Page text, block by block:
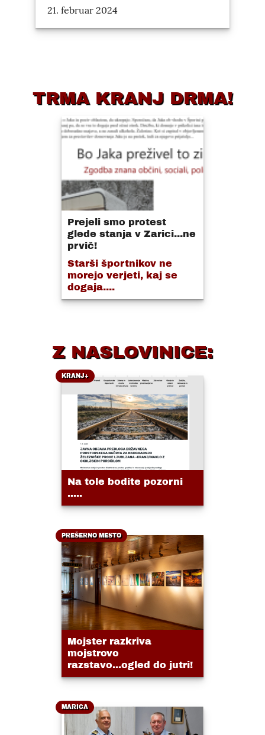
21. februar 2024
TRMA KRANJ DRMA!
Prejeli smo protest
glede stanja v Zarici...ne
prvič!
Starši športnikov ne
morejo verjeti, kaj se
dogaja....
Z NASLOVINICE:
KRANJ+
Na tole bodite pozorni
.....
PREŠERNO MESTO
Mojster razkriva
mojstrovo
razstavo...ogled do jutri!
MARICA